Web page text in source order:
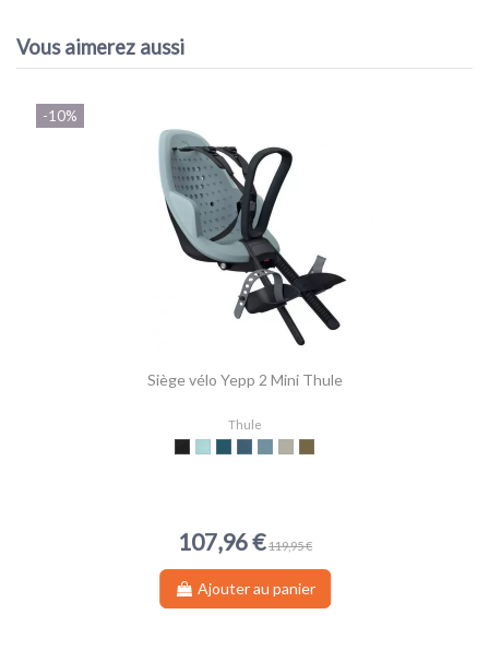
Vous aimerez aussi
-10%
Siège vélo Yepp 2 Mini Thule
Thule
107,96 € 119,95 €
Midnight Black
AlaskaMajolica Blue
Aegen Blue
Bleu moyen
Sable doux
Vert nutria
Ajouter au panier